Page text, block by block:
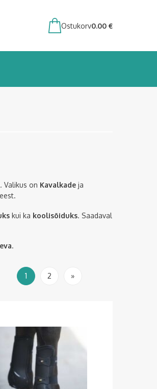
Ostukorv0.00 €
Valikus on Kavalkade ja
kui ka koolisõiduks. Saadaval
.
1 2 »